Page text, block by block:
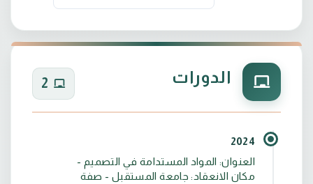
الدورات 2
2024
العنوان: المواد المستدامة في التصميم -
مكان الانعقاد: جامعة المستقبل - صفة